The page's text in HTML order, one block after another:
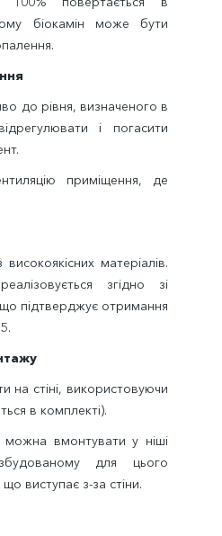
біокамін може бути
до рівня, визначеного в
і погасити
приміщення, де
матеріалів.
згідно зі
підтверджує отримання
на стіні, використовуючи
в комплекті).
можна вмонтувати у ніші
для цього
виступає з-за стіни.